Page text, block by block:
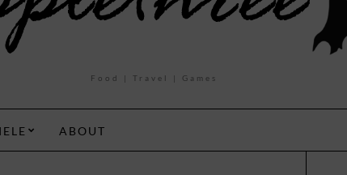
Food | Travel | Games
ABOUT